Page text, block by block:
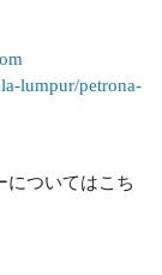
lumpur/petrona-
についてはこち